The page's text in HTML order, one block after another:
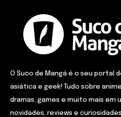
O Suco de Mangá é o seu portal
asiática e geek! Tudo sobre
dramas, games e muito mais em
novidades, reviews e